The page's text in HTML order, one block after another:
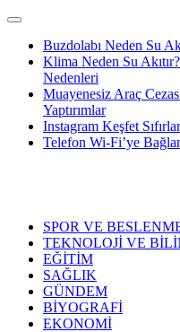
Buzdolabı Neden Su
Klima Neden Su
Nedenleri
Muayenesiz Araç
Yaptırımlar
Instagram Keşfet
Telefon Wi-Fi’ye
SPOR VE
TEKNOLOJİ VE
EĞİTİM
SAĞLIK
GÜNDEM
BİYOGRAFİ
EKONOMİ